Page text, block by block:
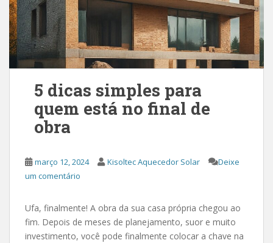
5 dicas simples para
quem está no final de
obra
março 12, 2024 Kisoltec Aquecedor Solar
Deixe
um comentário
Ufa, finalmente! A obra da sua casa própria chegou ao
fim. Depois de meses de planejamento, suor e muito
investimento, você pode finalmente colocar a chave na